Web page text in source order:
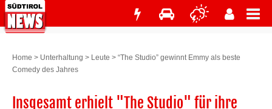
Home > Unterhaltung > Leute > “The Studio” gewinnt Emmy als beste
Comedy des Jahres
Insgesamt erhielt "The Studio" für ihre